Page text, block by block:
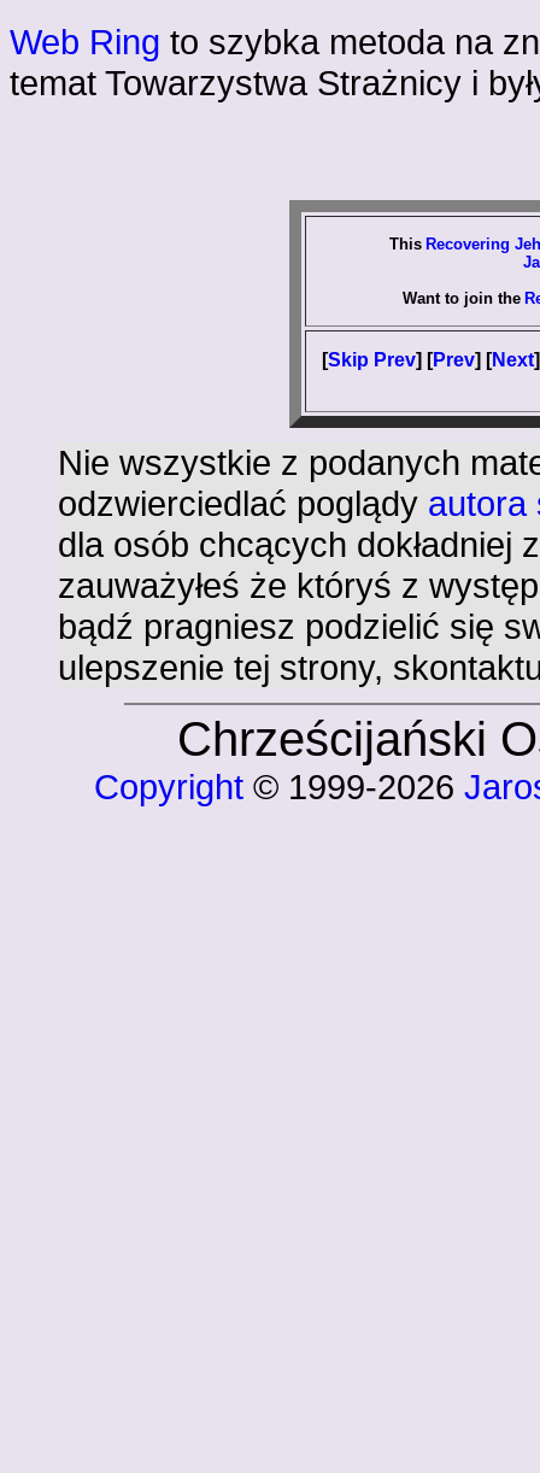
Web Ring to szybka metoda na
temat Towarzystwa Strażnicy i
This Recovering
Want to join the
[Skip Prev] [Prev] [Next
Nie wszystkie z podanych
odzwierciedlać poglądy autora
dla osób chcących dokładniej
zauważyłeś że któryś z
bądź pragniesz podzielić się
ulepszenie tej strony,
Chrześcijański
Copyright© 1999-2026